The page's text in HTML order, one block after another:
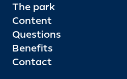
The park
Content
Questions
Benefits
Contact